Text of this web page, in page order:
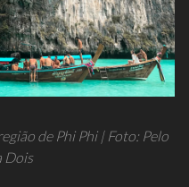
de Phi Phi | Foto: Pelo
Dois